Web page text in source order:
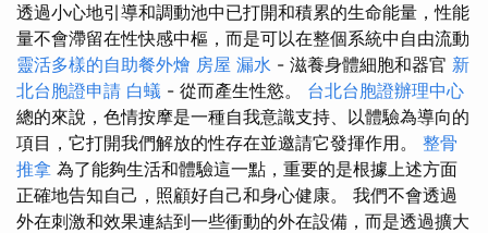
透過小心地引導和調動池中已打開和積累的生命能量，性能
量不會滯留在性快感中樞，而是可以在整個系統中自由流動
靈活多樣的自助餐外燴 房屋 漏水 - 滋養身體細胞和器官 新
北台胞證申請 白蟻 - 從而產生性慾。 台北台胞證辦理中心
總的來說，色情按摩是一種自我意識支持、以體驗為導向的
項目，它打開我們解放的性存在並邀請它發揮作用。 整骨
推拿 為了能夠生活和體驗這一點，重要的是根據上述方面
正確地告知自己，照顧好自己和身心健康。 我們不會透過
外在刺激和效果連結到一些衝動的外在設備，而是透過擴大